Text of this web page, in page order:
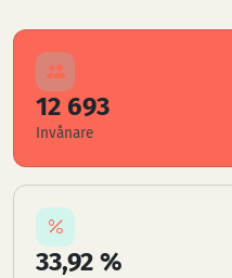
12 693
Invånare
33,92 %